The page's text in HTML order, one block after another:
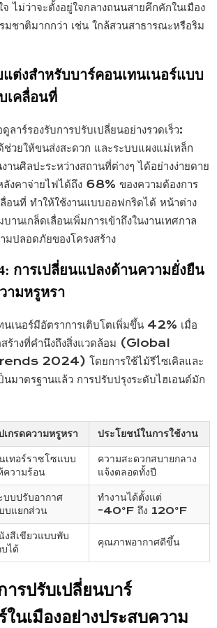
ไม่ว่าจะตั้งอยู่ใจกลางถนนสายคึกคักในเมือง
มชาติมากกว่า เช่น ใกล้สวนสาธารณะหรือริม
ต่งสำหรับบาร์คอนเทนเนอร์แบบ
เคลื่อนที่
าร์รองรับการปรับเปลี่ยนอย่างรวดเร็ว:
ช่วยให้ขนส่งสะดวก และระบบแผงแม่เหล็ก
านศิลปะระหว่างสถานที่ต่างๆ ได้อย่างง่ายดาย
ลังคาจ่ายไฟได้ถึง 68% ของความต้องการ
ลื่อนที่ ทำให้ใช้งานแบบออฟกริดได้ หน้าต่าง
านเกล็ดเลื่อนเพิ่มการเข้าถึงในงานเทศกาล
มปลอดภัยของโครงสร้าง
การเปลี่ยนแปลงด้านความยั่งยืน
ามหรูหรา
นเนอร์มีอัตราการเติบโตเพิ่มขึ้น 42% เมื่อ
สร้างที่คำนึงถึงสิ่งแวดล้อม (Global
2024) โดยการใช้ไม้รีไซเคิลและ
นมาตรฐานแล้ว การปรับปรุงระดับไฮเอนด์มัก
เกรดความหรูหรา ประโยชน์ในการใช้งาน
เทอร์ราซโซแบบ
ความร้อน
ความสะดวกสบายกลาง
แจ้งตลอดทั้งปี
บบปรับอากาศ
บแยกส่วน
ทำงานได้ตั้งแต่
-40°F ถึง 120°F
งสีเขียวแบบพับ
บได้
คุณภาพอากาศดีขึ้น
รปรับเปลี่ยนบาร์
ในเมืองอย่างประสบความ